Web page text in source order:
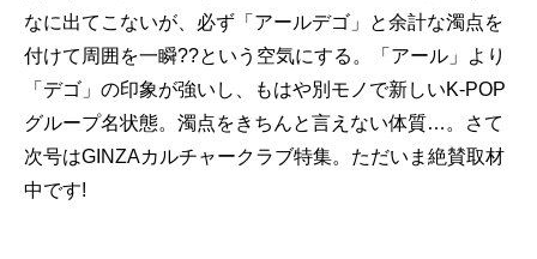
なに出てこないが、必ず「アールデゴ」と余計な濁点を
付けて周囲を一瞬??という空気にする。「アール」より
「デゴ」の印象が強いし、もはや別モノで新しいK-POP
グループ名状態。濁点をきちんと言えない体質…。さて
次号はGINZAカルチャークラブ特集。ただいま絶賛取材
中です!